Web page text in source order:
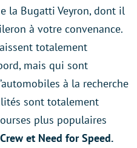
la Bugatti Veyron, dont il
à votre convenance.
totalement
mais qui sont
à la recherche
sont totalement
plus populaires
et Need for Speed.